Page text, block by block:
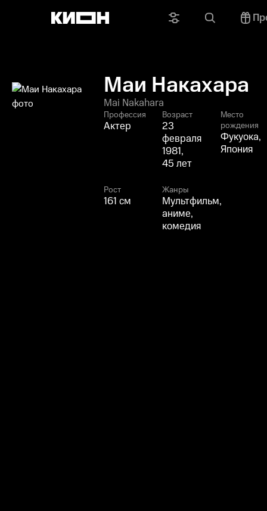
Маи Накахара
Mai Nakahara
Профессия
Актер
Возраст
23
февраля
1981,
45 лет
Место
рождения
Фукуока,
Япония
Рост
161 см
Жанры
Мультфильм,
аниме,
комедия